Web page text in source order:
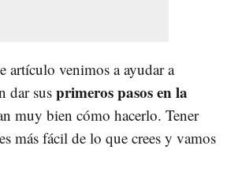
artículo venimos a ayudar a
dar sus primeros pasos en la
muy bien cómo hacerlo. Tener
más fácil de lo que crees y vamos